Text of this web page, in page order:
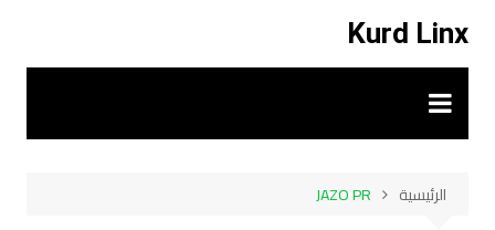
المحتوى
Kurd Linx
الرئيسية JAZO PR